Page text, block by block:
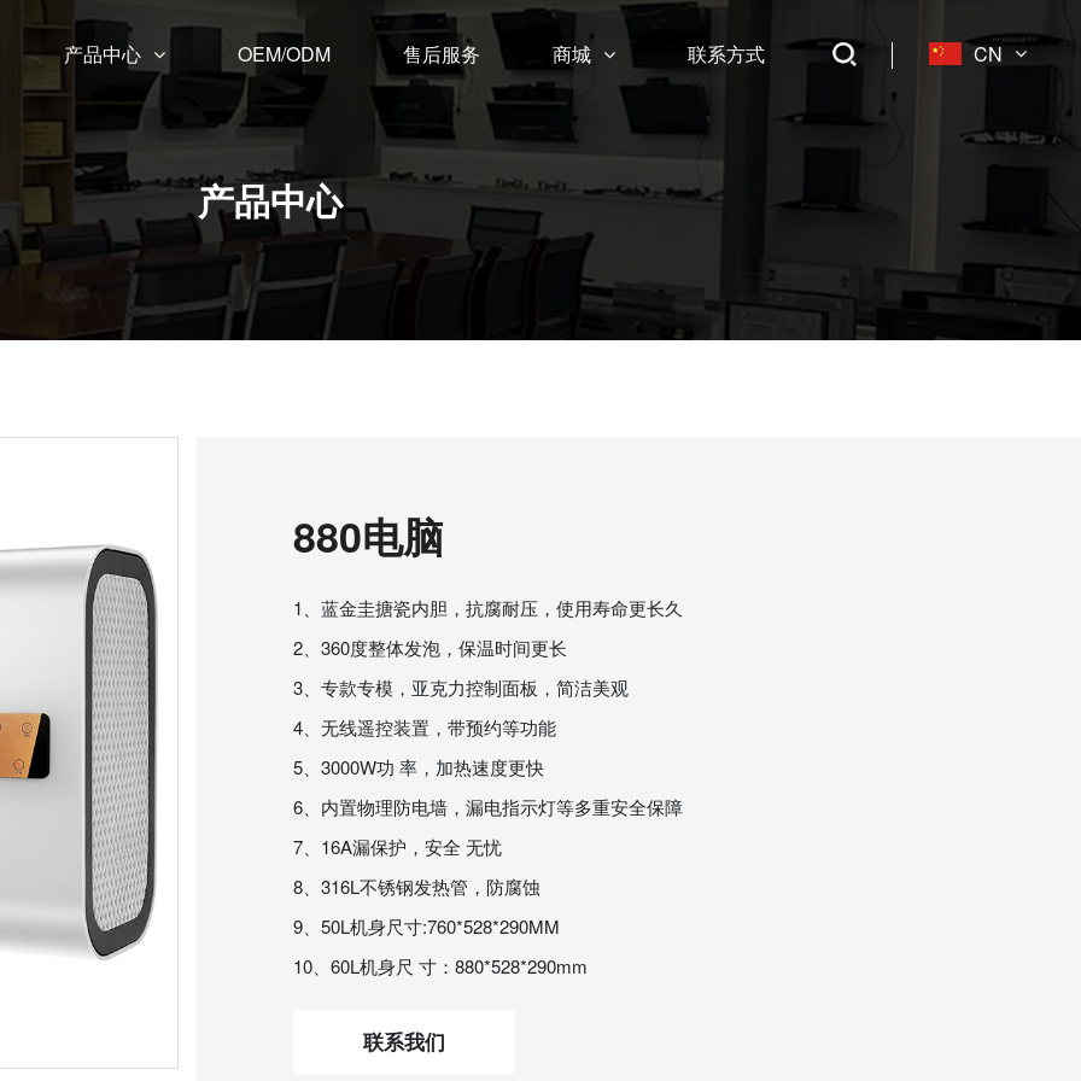
产品中心 OEM/ODM 售后服务 商城 联系方式 CN
产品中心
880电脑
1、蓝金圭搪瓷内胆，抗腐耐压，使用寿命更长久
2、360度整体发泡，保温时间更长
3、专款专模，亚克力控制面板，简洁美观
4、无线遥控装置，带预约等功能
5、3000W功 率，加热速度更快
6、内置物理防电墙，漏电指示灯等多重安全保障
7、16A漏保护，安全 无忧
8、316L不锈钢发热管，防腐蚀
9、50L机身尺寸:760*528*290MM
10、60L机身尺 寸：880*528*290mm
联系我们